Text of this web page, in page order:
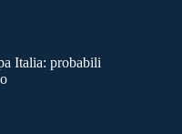
Italia: probabili